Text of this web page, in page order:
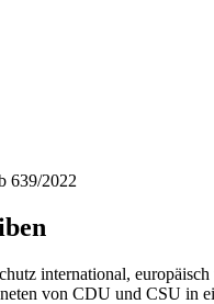
639/2022
international,
von CDU und CSU in